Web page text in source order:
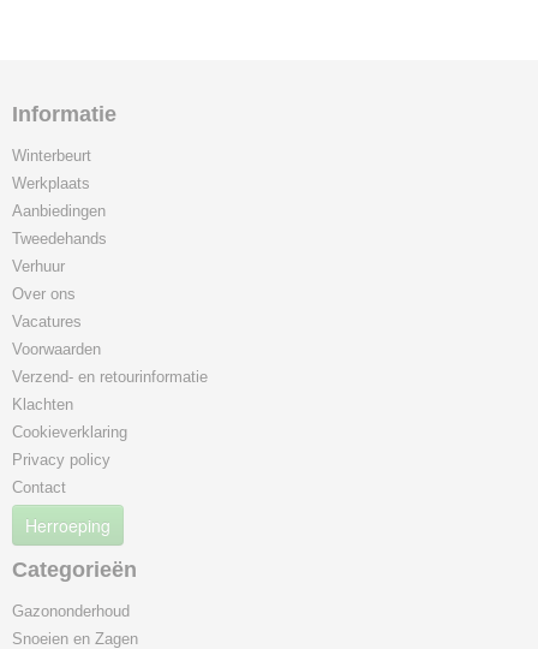
Informatie
Winterbeurt
Werkplaats
Aanbiedingen
Tweedehands
Verhuur
Over ons
Vacatures
Voorwaarden
Verzend- en retourinformatie
Klachten
Cookieverklaring
Privacy policy
Contact
Herroeping
Categorieën
Gazononderhoud
Snoeien en Zagen